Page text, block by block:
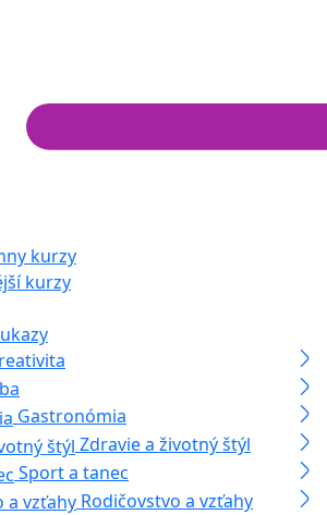
kurzy
kurzy
Gastronómia
Zdravie a životný štýl
Sport a tanec
Rodičovstvo a vzťahy